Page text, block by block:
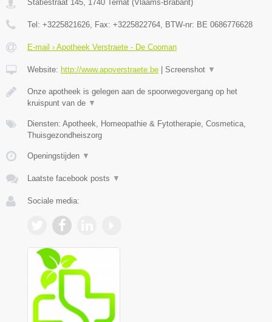
Statiestraat 145 1740 Ternat (Vlaams-Brabant)
Tel: +3225821626 , Fax: +3225822764 , BTW-nr: BE 0686776628
E-mail › Apotheek Verstraete - De Cooman
Website: http://www.apoverstraete.be | Screenshot ▼
Onze apotheek is gelegen aan de spoorwegovergang op het
kruispunt van de ▼
Diensten: Apotheek, Homeopathie & Fytotherapie, Cosmetica,
Thuisgezondheiszorg
Openingstijden ▼
Laatste facebook posts ▼
Sociale media: